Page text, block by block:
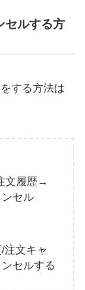
セルする方
する方法は
文履歴→
セル
文キャ
セルする